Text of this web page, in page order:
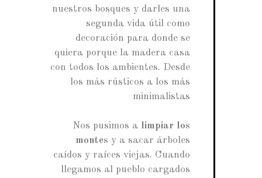
nuestros bosques y darles una
segunda vida útil como
decoración para donde se
quiera porque la madera casa
con todos los ambientes. Desde
los más rústicos a los más
minimalistas
Nos pusimos a limpiar los
montes y a sacar árboles
caídos y raíces viejas. Cuando
llegamos al pueblo cargados